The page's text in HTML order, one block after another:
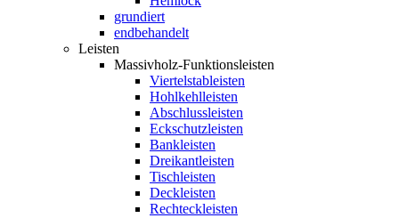
grundiert
endbehandelt
Leisten
Massivholz-Funktionsleisten
Viertelstableisten
Hohlkehlleisten
Abschlussleisten
Eckschutzleisten
Bankleisten
Dreikantleisten
Tischleisten
Deckleisten
Rechteckleisten